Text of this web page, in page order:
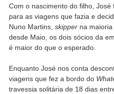
Com o nascimento do filho,
para as viagens que fazia e
Nuno Martins, skipperna maioria
desde Maio, os dois sócios da
é maior do que o esperado.
Enquanto José nos conta
viagens que fez a bordo do
travessia solitária de 18 dias